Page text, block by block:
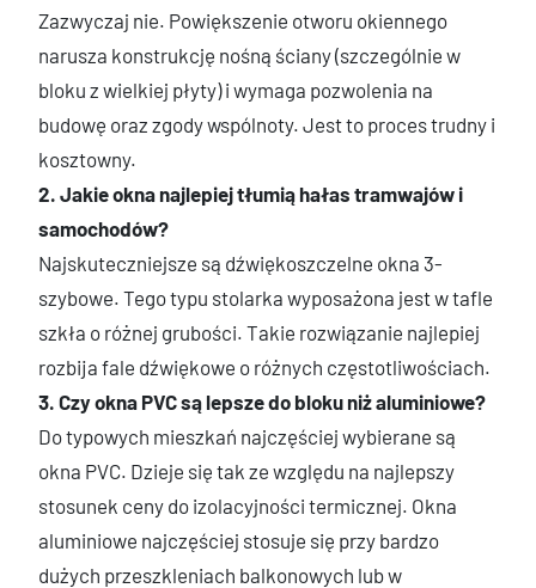
Zazwyczaj nie. Powiększenie otworu okiennego
narusza konstrukcję nośną ściany (szczególnie w
bloku z wielkiej płyty) i wymaga pozwolenia na
budowę oraz zgody wspólnoty. Jest to proces trudny i
kosztowny.
2. Jakie okna najlepiej tłumią hałas tramwajów i
samochodów?
Najskuteczniejsze są dźwiękoszczelne okna 3-
szybowe. Tego typu stolarka wyposażona jest w tafle
szkła o różnej grubości. Takie rozwiązanie najlepiej
rozbija fale dźwiękowe o różnych częstotliwościach.
3. Czy okna PVC są lepsze do bloku niż aluminiowe?
Do typowych mieszkań najczęściej wybierane są
okna PVC. Dzieje się tak ze względu na najlepszy
stosunek ceny do izolacyjności termicznej. Okna
aluminiowe najczęściej stosuje się przy bardzo
dużych przeszkleniach balkonowych lub w